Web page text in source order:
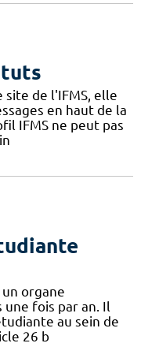
site de l'IFMS, elle
en haut de la
IFMS ne peut pas
organe
fois par an. Il
au sein de
26 b